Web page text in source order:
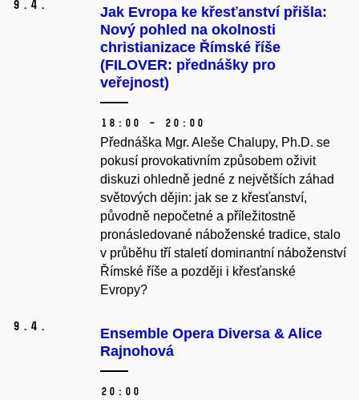
9. 4.
Jak Evropa ke křesťanství přišla:
Nový pohled na okolnosti
christianizace Římské říše
(FILOVER: přednášky pro
veřejnost)
18:00 – 20:00
Přednáška Mgr. Aleše Chalupy, Ph.D. se
pokusí provokativním způsobem oživit
diskuzi ohledně jedné z největších záhad
světových dějin: jak se z křesťanství,
původně nepočetné a příležitostně
pronásledované náboženské tradice, stalo
v průběhu tří staletí dominantní náboženství
Římské říše a později i křesťanské
Evropy?
9. 4.
Ensemble Opera Diversa & Alice
Rajnohová
20:00